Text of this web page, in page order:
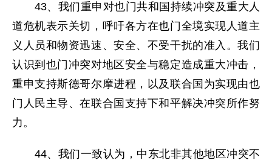
43、我们重申对也门共和国持续冲突及重大人
道危机表示关切，呼吁各方在也门全境实现人道主
义人员和物资迅速、安全、不受干扰的准入。我们
认识到也门冲突对地区安全与稳定造成重大冲击，
重申支持斯德哥尔摩进程，以及联合国为实现由也
门人民主导、在联合国支持下和平解决冲突所作努
力。
44、我们一致认为，中东北非其他地区冲突不